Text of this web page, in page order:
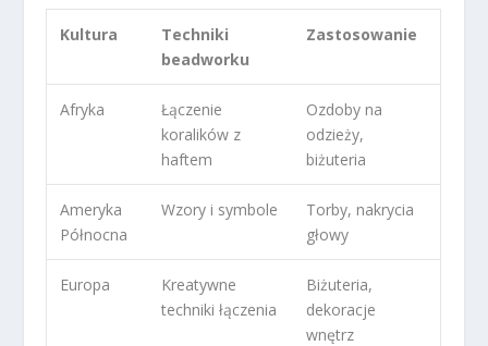
Kultura
Techniki
beadworku
Zastosowanie
Afryka
Łączenie
koralików z
haftem
Ozdoby na
odzieży,
biżuteria
Ameryka
Północna
Wzory i symbole
Torby, nakrycia
głowy
Europa
Kreatywne
techniki łączenia
Biżuteria,
dekoracje
wnętrz